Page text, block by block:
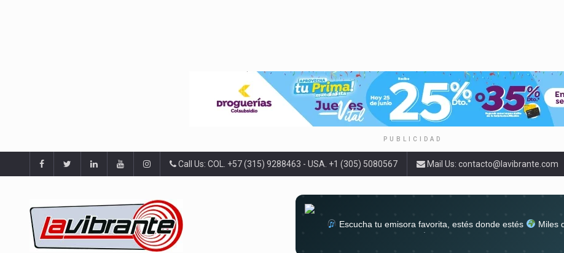
PUBLICIDAD
Call Us: COL. +57 (315) 9288463 - USA. +1 (305) 5080567 Mail Us: contacto@lavibrante.com
Escucha tu emisora favorita, estés donde estés
Miles